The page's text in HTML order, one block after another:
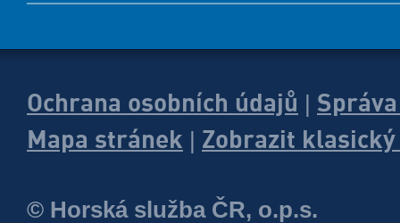
Ochrana osobních údajů
Mapa stránek
Zobrazit
© Horská služba ČR, o.p.s.